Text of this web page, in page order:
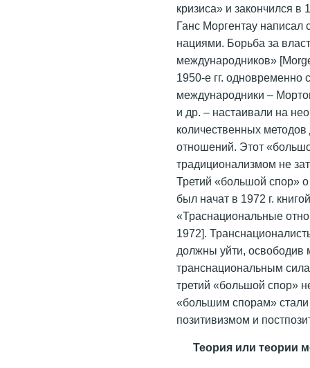
кризиса» и закончился в
Ганс Моргентау
нациями. Борьба за
международников»
1950-е гг.
международники –
и др. – настаивали на
количественных
отношений. Этот
традиционализмом не
Третий «большой спор»
был начат в 1972 г.
«Траснациональные
1972].
должны уйти,
транснациональным
третий «большой спор»
«большим спорам»
позитивизмом и
Теория или теории